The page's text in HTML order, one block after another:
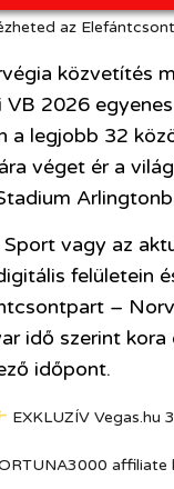
az
közvetítés
2026
a legjobb 32
véget ér a
vagy az
felületein
–
idő szerint
időpont.
EXKLUZÍV Vegas.hu
affiliate